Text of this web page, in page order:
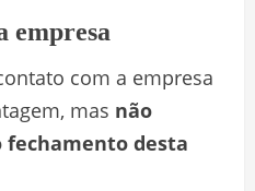
empresa
com a empresa
mas não
desta